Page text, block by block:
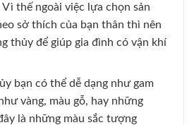
thế ngoài việc lựa chọn sản
sở thích của bạn thân thì nên
thủy để giúp gia đình có vận khí
bạn có thể dễ dạng như gam
vàng, màu gỗ, hay những
là những màu sắc tượng